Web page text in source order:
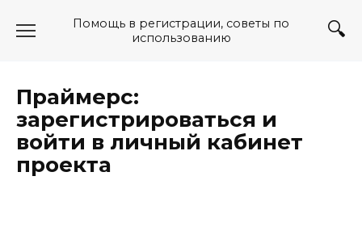
Помощь в регистрации, советы по
использованию
Праймерс:
зарегистрироваться и
войти в личный кабинет
проекта